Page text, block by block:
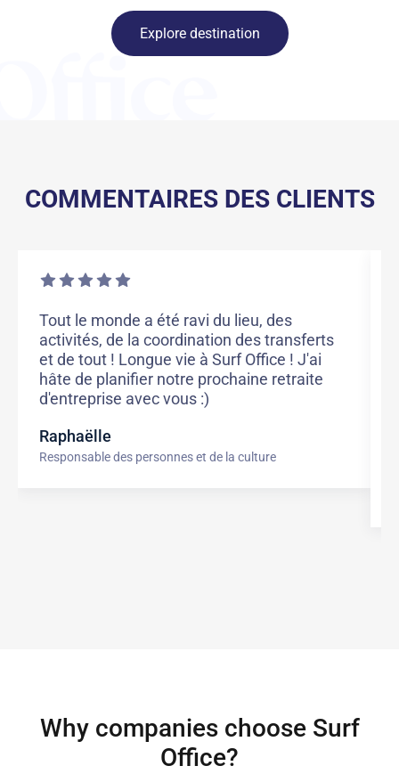
Explore destination
COMMENTAIRES DES CLIENTS
Tout le monde a été ravi du lieu, des
activités, de la coordination des transferts
et de tout ! Longue vie à Surf Office ! J'ai
hâte de planifier notre prochaine retraite
d'entreprise avec vous :)
Raphaëlle
Responsable des personnes et de la culture
Why companies choose Surf
Office?